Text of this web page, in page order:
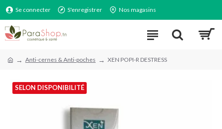
Se connecter S'enregistrer Nos magasins
Anti-cernes & Anti-poches XEN POPI-R DESTRESS
SELON DISPONIBILITÉ